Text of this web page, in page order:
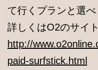
て行くプランと選べ
詳しくはO2のサイ
http://
paid-surfstick.html